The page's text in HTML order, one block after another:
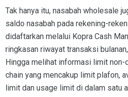
Tak hanya itu, nasabah wholesale
saldo nasabah pada rekening-
didaftarkan melalui Kopra Cash
ringkasan riwayat transaksi
Hingga melihat informasi limit non-
chain yang mencakup limit plafon,
limit dan usage limit di dalam satu